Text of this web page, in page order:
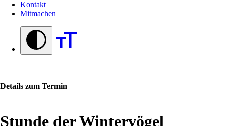
Kontakt
Mitmachen
Details zum Termin
Stunde der Wintervögel